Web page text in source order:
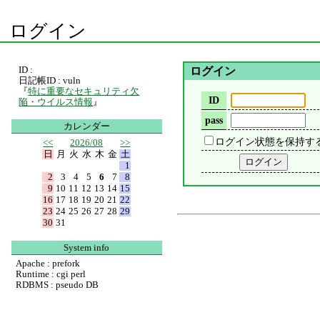
ログイン
ログイン
ID
pass
ログイン状態を保持す
ID :
日記帳ID : vuln
『特に重要なセキュリティ欠
陥・ウイルス情報 』
カレンダー
<<
2026/08
>>
日
月 火 水 木 金 土
1
2
3 4 5 6 7
8
9 10 11 12 13 14 15
16 17 18 19 20 21 22
23 24 25 26 27 28 29
30 31
System info
Apache : prefork
Runtime : cgi perl
RDBMS : pseudo DB